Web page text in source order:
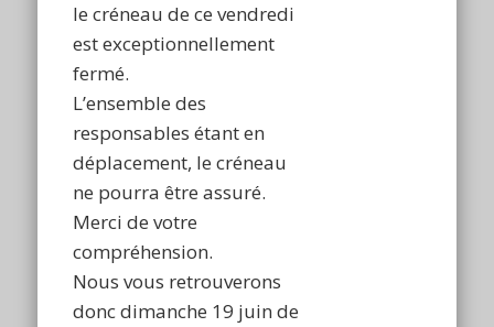
le créneau de ce vendredi
est exceptionnellement
fermé.
L’ensemble des
responsables étant en
déplacement, le créneau
ne pourra être assuré.
Merci de votre
compréhension.
Nous vous retrouverons
donc dimanche 19 juin de